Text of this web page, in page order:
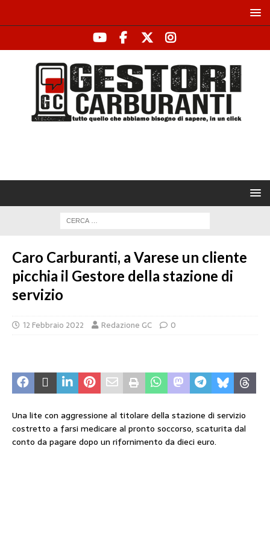
Caro Carburanti, a Varese un cliente
picchia il Gestore della stazione di
servizio
12 Febbraio 2022 Redazione GC 0
Una lite con aggressione al titolare della stazione di servizio
costretto a farsi medicare al pronto soccorso, scaturita dal
conto da pagare dopo un rifornimento da dieci euro.